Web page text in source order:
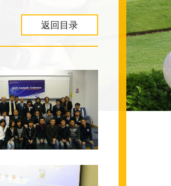
返回目录